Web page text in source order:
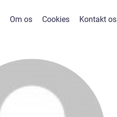
Om os Cookies Kontakt os